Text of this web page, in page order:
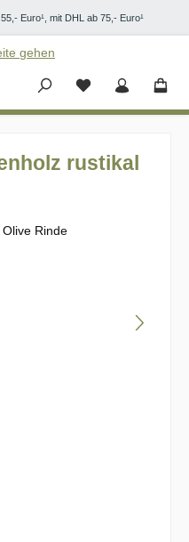
Euro¹, mit DHL ab 75,- Euro¹
rustikal